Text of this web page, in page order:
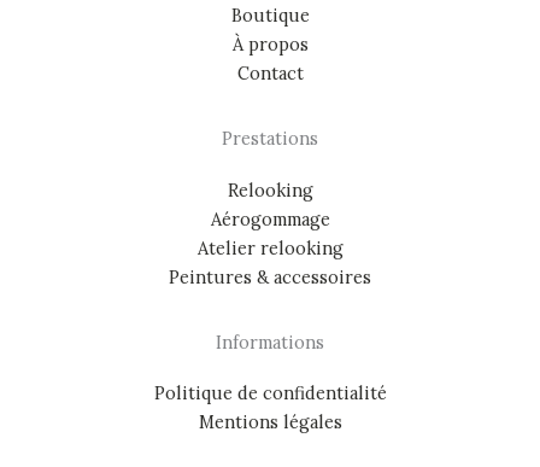
Boutique
À propos
Contact
Prestations
Relooking
Aérogommage
Atelier relooking
Peintures & accessoires
Informations
Politique de confidentialité
Mentions légales